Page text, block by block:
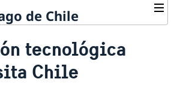
de Chile
tecnológica
Chile